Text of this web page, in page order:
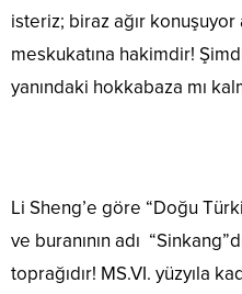
isteriz; biraz ağır
meskukatına hakimdir!
yanındaki hokkabaza mı
Li Sheng’e göre “Doğu
ve buranının adı
toprağıdır! MS.VI. yüzyıla